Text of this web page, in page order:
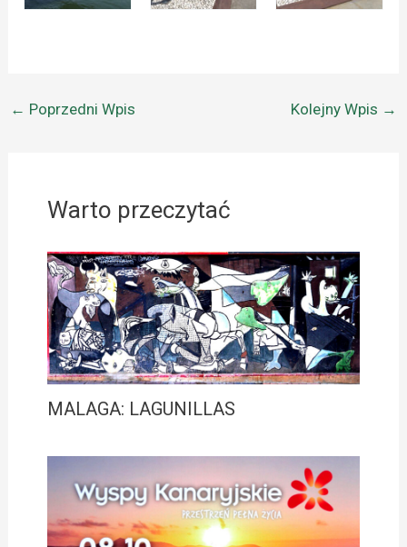
← Poprzedni Wpis Kolejny Wpis →
Warto przeczytać
MALAGA: LAGUNILLAS